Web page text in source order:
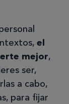
el
mejor,
ser,
a cabo,
para fijar